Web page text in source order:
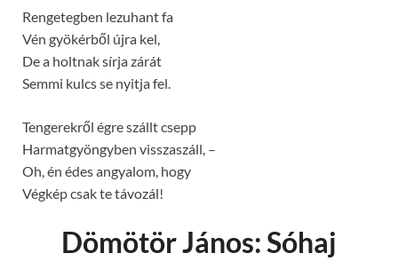
Rengetegben lezuhant fa
Vén gyökérből újra kel,
De a holtnak sírja zárát
Semmi kulcs se nyitja fel.
Tengerekről égre szállt csepp
Harmatgyöngyben visszaszáll, –
Oh, én édes angyalom, hogy
Végkép csak te távozál!
Dömötör János: Sóhaj